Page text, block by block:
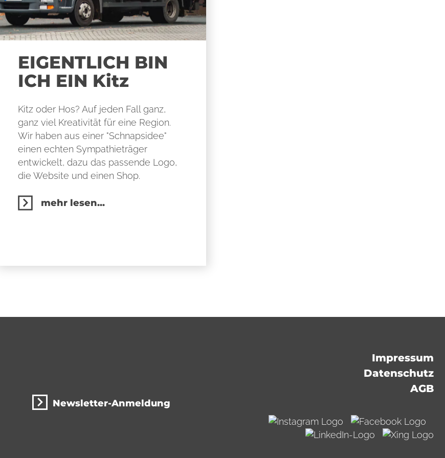
EIGENTLICH BIN
ICH EIN Kitz
Kitz oder Hos? Auf jeden Fall ganz,
ganz viel Kreativität für eine Region.
Wir haben aus einer "Schnapsidee"
einen echten Sympathieträger
entwickelt, dazu das passende Logo,
die Website und einen Shop.
mehr lesen...
Newsletter-Anmeldung
Impressum
Datenschutz
AGB